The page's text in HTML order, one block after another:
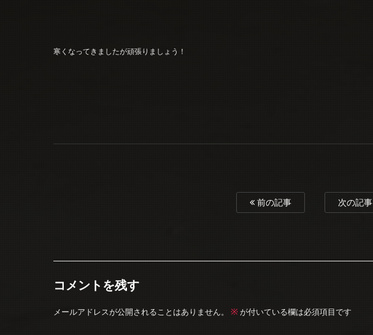
寒くなってきましたが頑張りましょう！
前の記事 次の記事
コメントを残す
メールアドレスが公開されることはありません。 ※が付いている欄は必須項目です